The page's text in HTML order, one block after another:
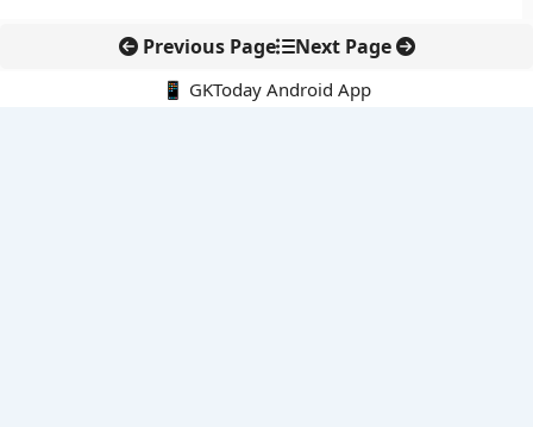
Previous Page Next Page
📱 GKToday Android App